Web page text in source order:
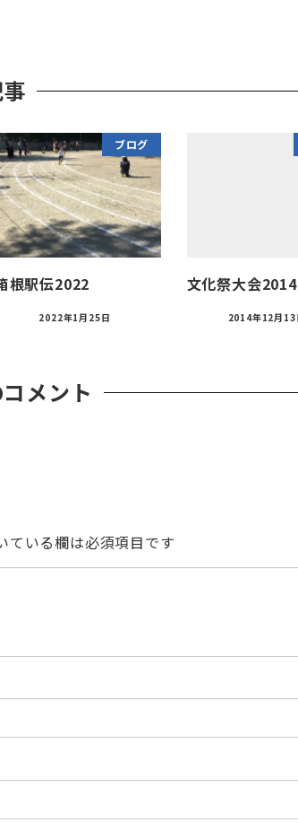
ブログ
根駅伝2022
2022年1月25日
文化祭大会2014
2014年12月13
メント
ている欄は必須項目です